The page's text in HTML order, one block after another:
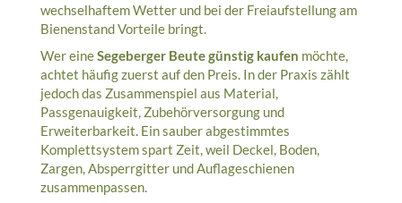
wechselhaftem Wetter und bei der Freiaufstellung am
Bienenstand Vorteile bringt.
Wer eineSegeberger Beute günstig kaufen möchte,
achtet häufig zuerst auf den Preis. In der Praxis zählt
jedoch das Zusammenspiel aus Material,
Passgenauigkeit, Zubehörversorgung und
Erweiterbarkeit. Ein sauber abgestimmtes
Komplettsystem spart Zeit, weil Deckel, Boden,
Zargen, Absperrgitter und Auflageschienen
zusammenpassen.